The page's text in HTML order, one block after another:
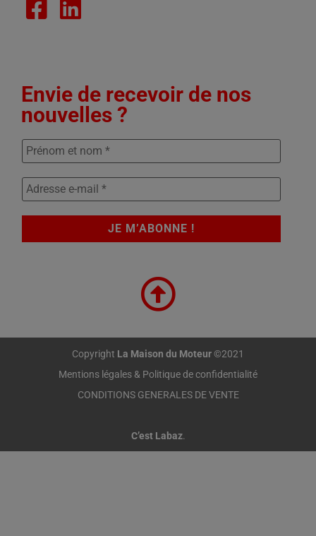
Envie de recevoir de nos
nouvelles ?
Copyright La Maison du Moteur©2021
Mentions légales & Politique de confidentialité
CONDITIONS GENERALES DE VENTE
C’est Labaz.